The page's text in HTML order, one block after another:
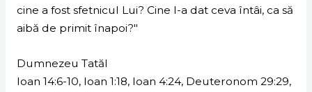
cine a fost sfetnicul Lui? Cine I-a dat ceva întâi, ca să
aibă de primit înapoi?"
Dumnezeu Tatăl
Ioan 14:6-10, Ioan 1:18, Ioan 4:24, Deuteronom 29:29,